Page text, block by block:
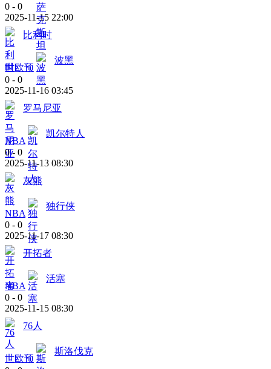
0 - 0
2025-11-15 22:00
比利时
世欧预
波黑
0 - 0
2025-11-16 03:45
罗马尼亚
NBA
凯尔特人
0 - 0
2025-11-13 08:30
灰熊
NBA
独行侠
0 - 0
2025-11-17 08:30
开拓者
NBA
活塞
0 - 0
2025-11-15 08:30
76人
世欧预
斯洛伐克